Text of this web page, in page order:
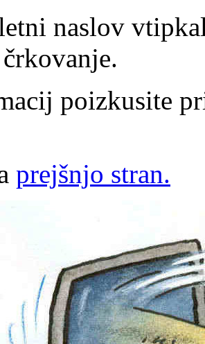
naslov
poizkusite
prejšnjo stran.